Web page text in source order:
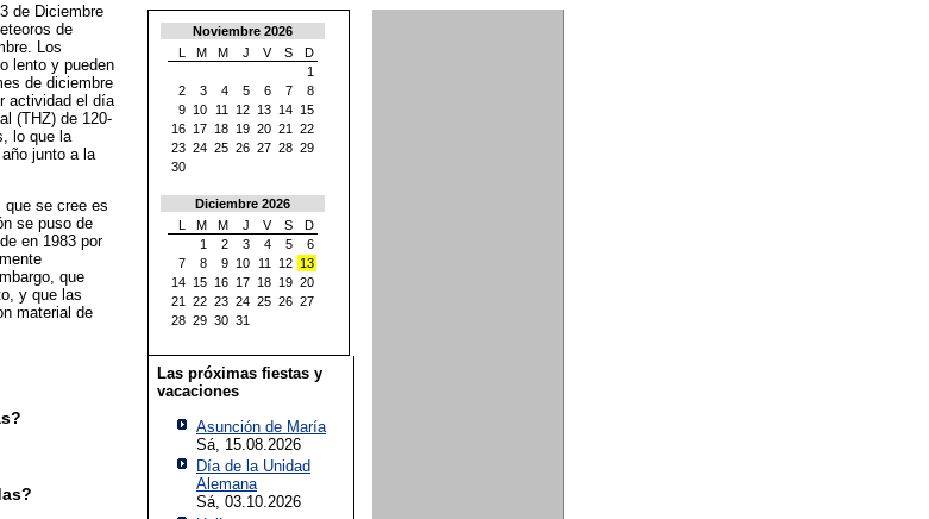
de Diciembre
de
Los
lento y pueden
de diciembre
actividad el día
(THZ) de 120-
lo que la
junto a la
que se cree es
se puso de
en 1983 por
que
y que las
material de
Noviembre 2026
L
M M J V S
D
1
2
3 4 5 6 7
8
9 10 11 12 13 14 15
16 17 18 19 20 21
22
23 24 25 26 27 28 29
30
Diciembre 2026
L
M M J V S
D
1
2 3 4 5
6
7
8 9 10 11 12 13
14 15 16 17 18 19 20
21
22 23 24 25 26 27
28 29 30 31
Las próximas fiestas y
vacaciones
Asunción de María
Sá, 15.08.2026
Día de la Unidad
Alemana
Sá, 03.10.2026